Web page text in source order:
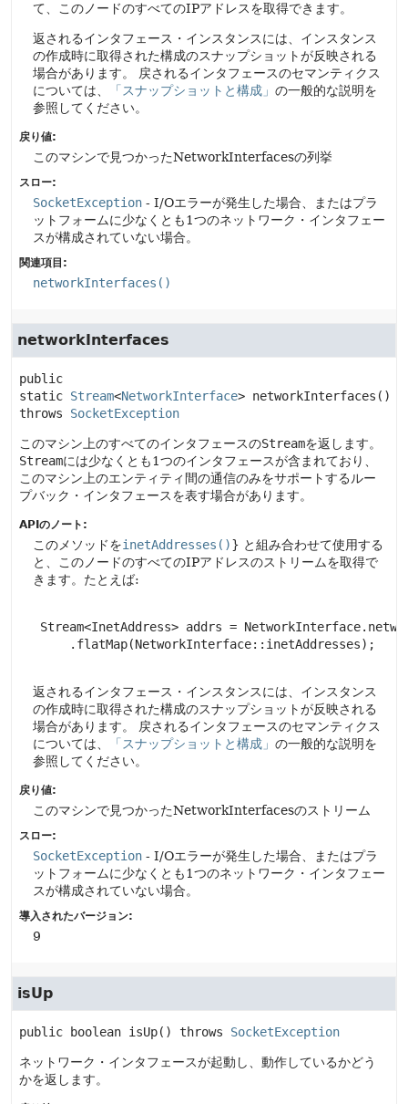
て、このノードのすべてのIPアドレスを取得できます。
返されるインタフェース・インスタンスには、インスタンス
の作成時に取得された構成のスナップショットが反映される
場合があります。
戻されるインタフェースのセマンティクス
については、
「スナップショットと構成」 の一般的な説明を
参照してください。
戻り値:
このマシンで見つかったNetworkInterfacesの列挙
スロー:
SocketException - I/Oエラーが発生した場合、またはプラ
ットフォームに少なくとも1つのネットワーク・インタフェー
スが構成されていない場合。
関連項目:
networkInterfaces()
networkInterfaces
public
static Stream<NetworkInterface> networkInterfaces ()
throws SocketException
このマシン上のすべてのインタフェースのStreamを返します。
Streamには少なくとも1つのインタフェースが含まれており、
このマシン上のエンティティ間の通信のみをサポートするルー
プバック・インタフェースを表す場合があります。
APIのノート:
このメソッドをinetAddresses()} と組み合わせて使用する
と、このノードのすべてのIPアドレスのストリームを取得で
きます。たとえば:
Stream<InetAddress> addrs =
     .flatMap(NetworkInterface::inetAddresses);
返されるインタフェース・インスタンスには、インスタンス
の作成時に取得された構成のスナップショットが反映される
場合があります。
戻されるインタフェースのセマンティクス
については、
「スナップショットと構成」 の一般的な説明を
参照してください。
戻り値:
このマシンで見つかったNetworkInterfacesのストリーム
スロー:
SocketException - I/Oエラーが発生した場合、またはプラ
ットフォームに少なくとも1つのネットワーク・インタフェー
スが構成されていない場合。
導入されたバージョン:
9
isUp
public boolean isUp() throws SocketException
ネットワーク・インタフェースが起動し、動作しているかどう
かを返します。